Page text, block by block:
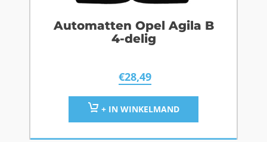
Automatten Opel Agila B
4-delig
€28,49
+ IN WINKELMAND